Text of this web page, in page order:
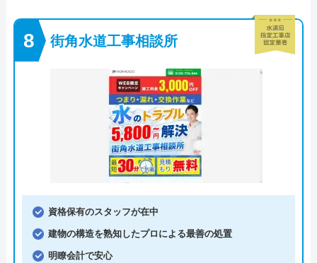
街角水道工事相談所
資格保有のスタッフが在中
建物の構造を熟知したプロによる最善の処置
明瞭会計で安心